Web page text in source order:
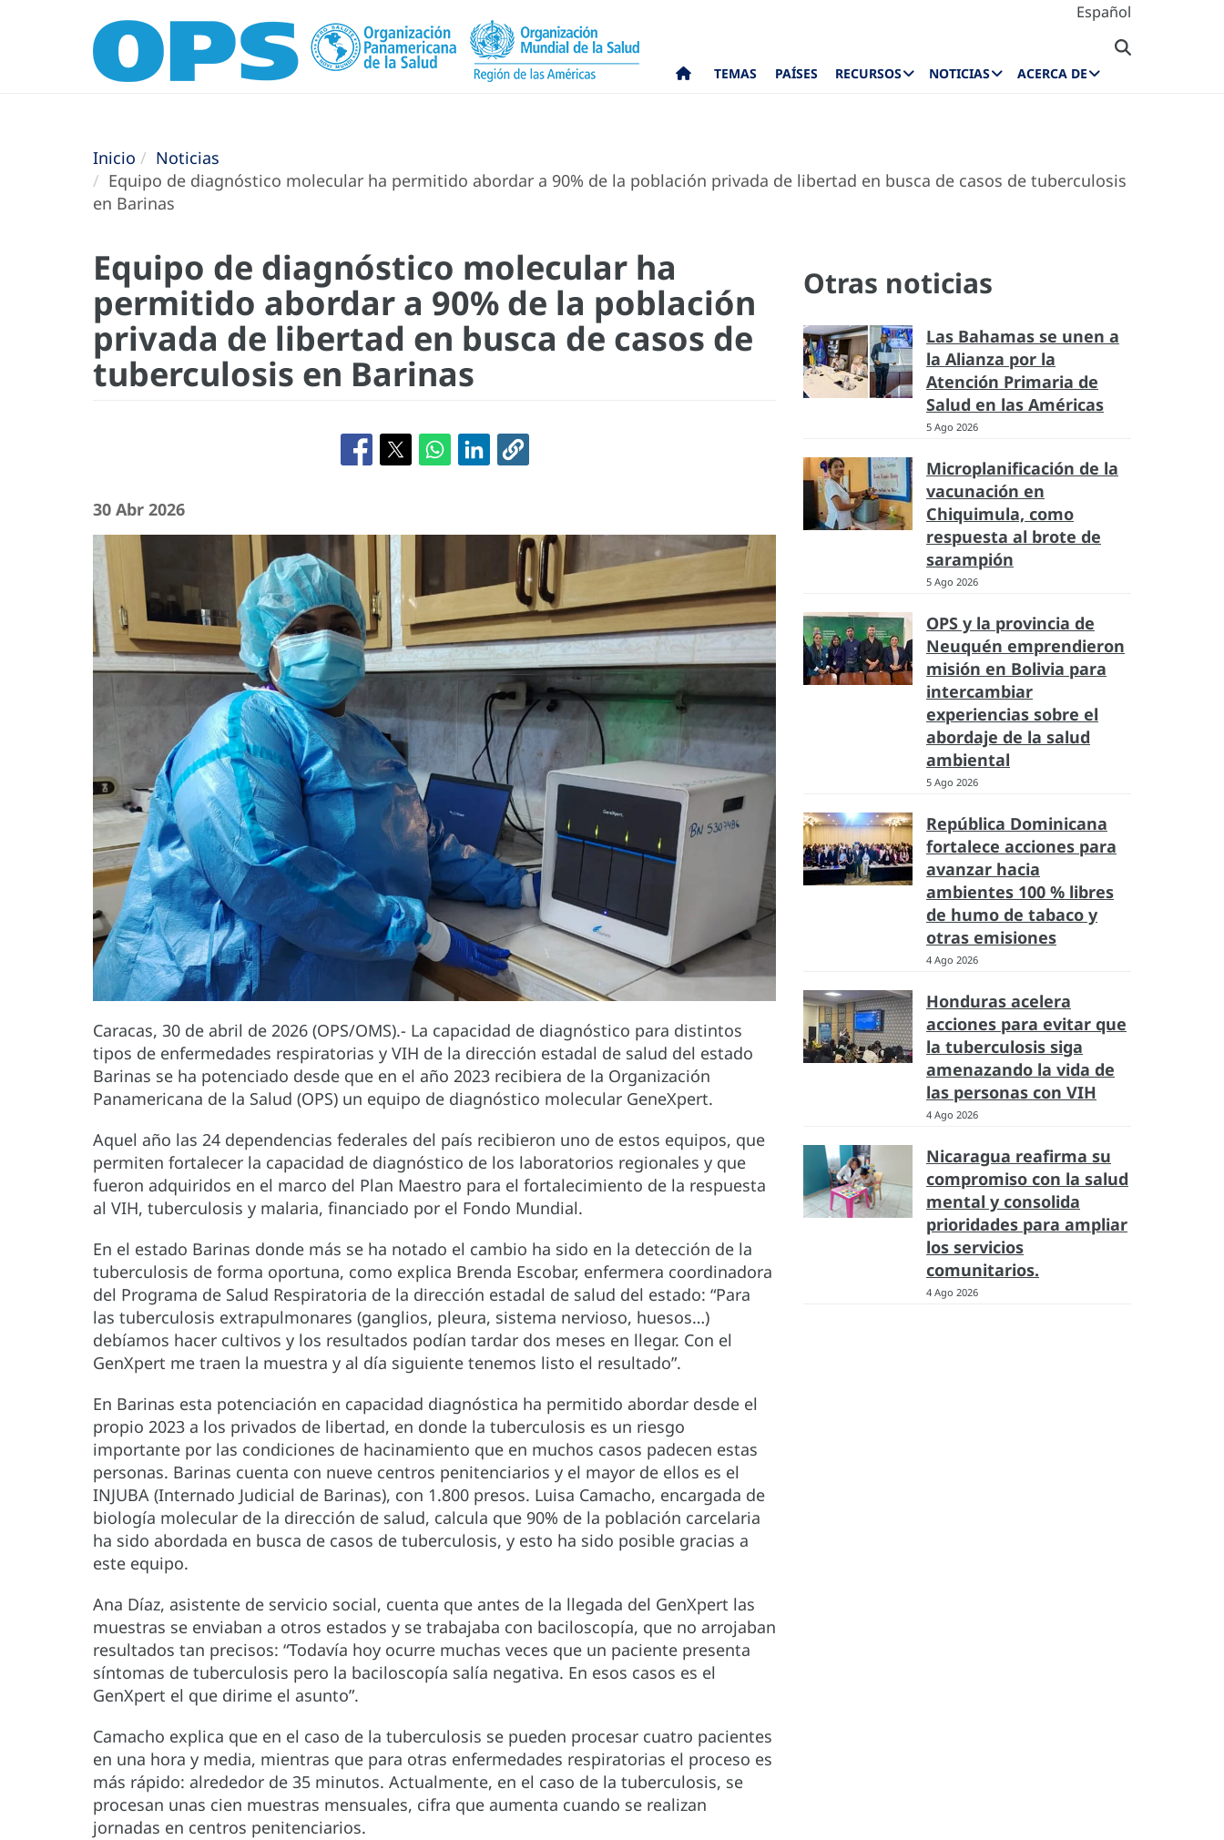
Español
TEMAS PAÍSES RECURSOS NOTICIAS ACERCA DE
Inicio
Noticias
Equipo de diagnóstico molecular ha permitido abordar a 90% de la población privada de libertad en busca de casos de tuberculosis
en Barinas
Equipo de diagnóstico molecular ha
permitido abordar a 90% de la población
privada de libertad en busca de casos de
tuberculosis en Barinas
30 Abr 2026
Caracas, 30 de abril de 2026 (OPS/OMS).- La capacidad de diagnóstico para distintos
tipos de enfermedades respiratorias y VIH de la dirección estadal de salud del estado
Barinas se ha potenciado desde que en el año 2023 recibiera de la Organización
Panamericana de la Salud (OPS) un equipo de diagnóstico molecular GeneXpert.
Aquel año las 24 dependencias federales del país recibieron uno de estos equipos, que
permiten fortalecer la capacidad de diagnóstico de los laboratorios regionales y que
fueron adquiridos en el marco del Plan Maestro para el fortalecimiento de la respuesta
al VIH, tuberculosis y malaria, financiado por el Fondo Mundial.
En el estado Barinas donde más se ha notado el cambio ha sido en la detección de la
tuberculosis de forma oportuna, como explica Brenda Escobar, enfermera coordinadora
del Programa de Salud Respiratoria de la dirección estadal de salud del estado: “Para
las tuberculosis extrapulmonares (ganglios, pleura, sistema nervioso, huesos…)
debíamos hacer cultivos y los resultados podían tardar dos meses en llegar. Con el
GenXpert me traen la muestra y al día siguiente tenemos listo el resultado”.
En Barinas esta potenciación en capacidad diagnóstica ha permitido abordar desde el
propio 2023 a los privados de libertad, en donde la tuberculosis es un riesgo
importante por las condiciones de hacinamiento que en muchos casos padecen estas
personas. Barinas cuenta con nueve centros penitenciarios y el mayor de ellos es el
INJUBA (Internado Judicial de Barinas), con 1.800 presos. Luisa Camacho, encargada de
biología molecular de la dirección de salud, calcula que 90% de la población carcelaria
ha sido abordada en busca de casos de tuberculosis, y esto ha sido posible gracias a
este equipo.
Ana Díaz, asistente de servicio social, cuenta que antes de la llegada del GenXpert las
muestras se enviaban a otros estados y se trabajaba con baciloscopía, que no arrojaban
resultados tan precisos: “Todavía hoy ocurre muchas veces que un paciente presenta
síntomas de tuberculosis pero la baciloscopía salía negativa. En esos casos es el
GenXpert el que dirime el asunto”.
Camacho explica que en el caso de la tuberculosis se pueden procesar cuatro pacientes
en una hora y media, mientras que para otras enfermedades respiratorias el proceso es
más rápido: alrededor de 35 minutos. Actualmente, en el caso de la tuberculosis, se
procesan unas cien muestras mensuales, cifra que aumenta cuando se realizan
jornadas en centros penitenciarios.
Otras noticias
Las Bahamas se unen a
la Alianza por la
Atención Primaria de
Salud en las Américas
5 Ago 2026
Microplanificación de la
vacunación en
Chiquimula, como
respuesta al brote de
sarampión
5 Ago 2026
OPS y la provincia de
Neuquén emprendieron
misión en Bolivia para
intercambiar
experiencias sobre el
abordaje de la salud
ambiental
5 Ago 2026
República Dominicana
fortalece acciones para
avanzar hacia
ambientes 100 % libres
de humo de tabaco y
otras emisiones
4 Ago 2026
Honduras acelera
acciones para evitar que
la tuberculosis siga
amenazando la vida de
las personas con VIH
4 Ago 2026
Nicaragua reafirma su
compromiso con la salud
mental y consolida
prioridades para ampliar
los servicios
comunitarios.
4 Ago 2026